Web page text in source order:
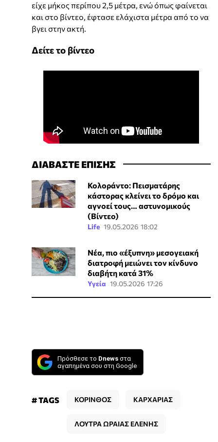
είχε μήκος περίπου 2,5 μέτρα, ενώ όπως φαίνεται
και στο βίντεο, έφτασε ελάχιστα μέτρα από το να
βγει στην ακτή.
Δείτε το βίντεο
ΔΙΑΒΑΣΤΕ ΕΠΙΣΗΣ
Κολοράντο: Πεισματάρης
κάστορας κλείνει το δρόμο και
αγνοεί τους… αστυνομικούς
(Βίντεο)
Life 19.05.2026 18:02
Νέα, πιο «έξυπνη» μεσογειακή
διατροφή μειώνει τον κίνδυνο
διαβήτη κατά 31%
Υγεία 19.05.2026 17:26
Πρόσθεσε το Dnews στα
αγαπημένα σου στη Google
# TAGS ΚΟΡΙΝΘΟΣ ΚΑΡΧΑΡΙΑΣ
ΛΟΥΤΡΑ ΩΡΑΙΑΣ ΕΛΕΝΗΣ